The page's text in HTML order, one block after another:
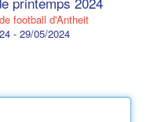
football d'Antheit
- 29/05/2024